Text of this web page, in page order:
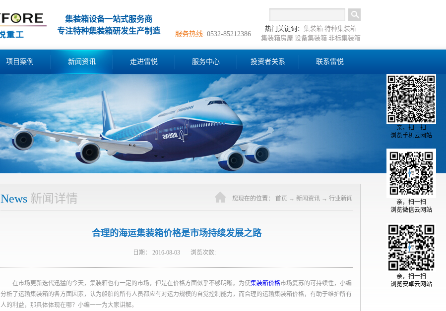
集装箱设备一站式服务商
专注特种集装箱研发生产制造
热门关键词： 集装箱 特种集装箱
集装箱房屋 设备集装箱 非标集装箱
服务热线: 0532-85212386
项目案例 新闻资讯 走进雷悦 服务中心 投资者关系 联系雷悦
News 新闻详情 您现在的位置： 首页 → 新闻资讯 → 行业新闻
合理的海运集装箱价格是市场持续发展之路
日期： 2016-08-03 浏览次数:
在市场更新迭代迅猛的今天，集装箱也有一定的市场，但是在价格方面似乎不够明晰。为使集装箱价格市场复苏的可持续性，小编
分析了运输集装箱的各方面因素，认为船舶的所有人员都应有对运力规模的自觉控制能力，而合理的运输集装箱价格，有助于维护所有
人的利益，那具体体现在哪？小编一一为大家讲解。
亲，扫一扫
浏览手机云网站
亲，扫一扫
浏览微信云网站
亲，扫一扫
浏览安卓云网站